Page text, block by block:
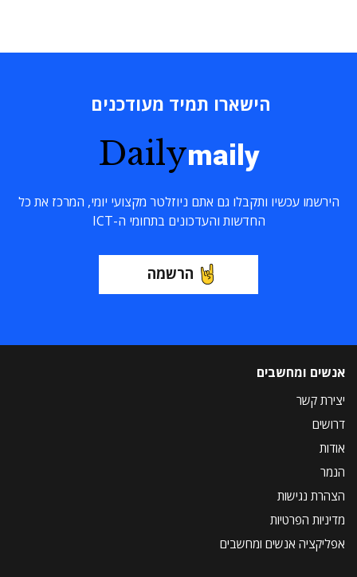
הישארו תמיד מעודכנים
Dailymaily
הירשמו עכשיו ותקבלו גם אתם ניוזלטר מקצועי יומי, המרכז את כל
החדשות והעדכונים בתחומי ה-ICT
הרשמה
אנשים ומחשבים
יצירת קשר
דרושים
אודות
הנמר
הצהרת נגישות
מדיניות הפרטיות
אפליקציה אנשים ומחשבים